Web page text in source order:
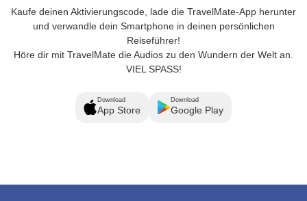
Kaufe deinen Aktivierungscode, lade die TravelMate-App herunter
und verwandle dein Smartphone in deinen persönlichen
Reiseführer!
Höre dir mit TravelMate die Audios zu den Wundern der Welt an.
VIEL SPASS!
Download
App Store
Download
Google Play